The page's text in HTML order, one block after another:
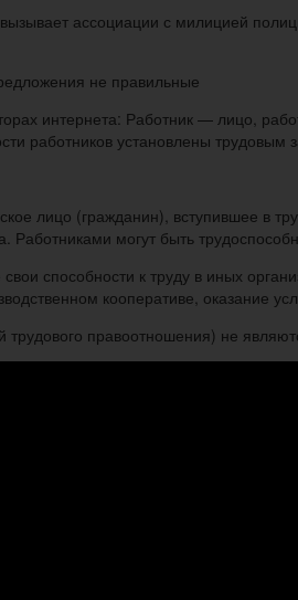
ассоциации с милицией
не правильные
интернета: Работник — лицо,
работников установлены трудовым
лицо (гражданин), вступившее в
Работниками могут быть
способности к труду в иных
кооперативе, оказание
трудового правоотношения) не